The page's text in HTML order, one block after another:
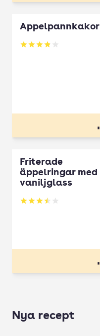
Äppelpannkakor
Betyg: 3.84 av 5
Friterade
äppelringar med
vaniljglass
Betyg: 3.51 av 5
Nya recept